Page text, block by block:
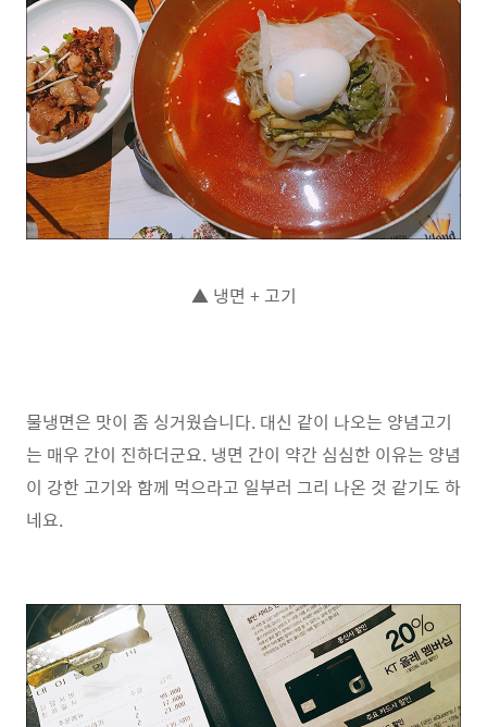
▲ 냉면 + 고기
물냉면은 맛이 좀 싱거웠습니다. 대신 같이 나오는 양념고기
는 매우 간이 진하더군요. 냉면 간이 약간 심심한 이유는 양념
이 강한 고기와 함께 먹으라고 일부러 그리 나온 것 같기도 하
네요.